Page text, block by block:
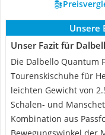
Unsere
Unser Fazit für
Die Dalbello Quantum
Tourenskischuhe für
leichten Gewicht von
Schalen- und
Kombination aus